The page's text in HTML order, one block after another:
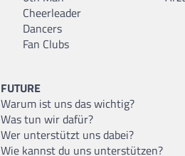
Cheerleader
Dancers
Fan Clubs
FUTURE
Warum ist uns das wichtig?
Was tun wir dafür?
Wer unterstützt uns dabei?
Wie kannst du uns unterstützen?